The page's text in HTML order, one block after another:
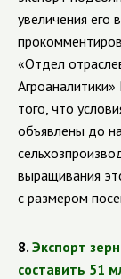
увеличения его
«Отдел
того, что
объявлены до
выращивания
с размером
8. Экспорт
составить 51